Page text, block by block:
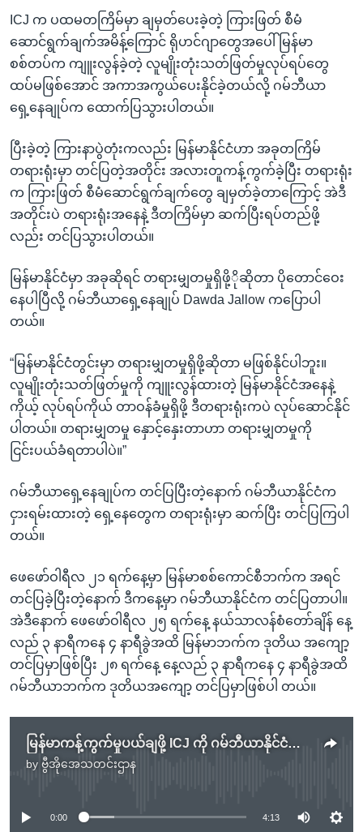
ICJ က ပထမတကြိမ်မှာ ချမှတ်ပေးခဲ့တဲ့ ကြားဖြတ် စီမံ
ဆောင်ရွက်ချက်အမိန့်ကြောင် ရိုဟင်ဂျာတွေအပေါ် မြန်မာ
စစ်တပ်က ကျူးလွန်ခဲ့တဲ့ လူမျိုးတုံးသတ်ဖြတ်မှုလုပ်ရပ်တွေ
ထပ်မဖြစ်အောင် အကာအကွယ်ပေးနိုင်ခဲ့တယ်လို့ ဂမ်ဘီယာ
ရှေ့နေချုပ်က ထောက်ပြသွားပါတယ်။
ပြီးခဲ့တဲ့ ကြားနာပွဲတုံးကလည်း မြန်မာနိုင်ငံဟာ အခုတကြိမ်
တရားရုံးမှာ တင်ပြတဲ့အတိုင်း အလားတူကန့်ကွက်ခဲ့ပြီး တရားရုံး
က ကြားဖြတ် စီမံဆောင်ရွက်ချက်တွေ ချမှတ်ခဲ့တာကြောင့် အဲဒီ
အတိုင်းပဲ တရားရုံးအနေနဲ့ ဒီတကြိမ်မှာ ဆက်ပြီးရပ်တည်ဖို့
လည်း တင်ပြသွားပါတယ်။
မြန်မာနိုင်ငံမှာ အခုဆိုရင် တရားမျှတမှုရှိဖို့ိုဆိုတာ ပိုတောင်ဝေး
နေပါပြီလို့ ဂမ်ဘီယာရှေ့နေချုပ် Dawda Jallow ကပြောပါ
တယ်။
“မြန်မာနိုင်ငံတွင်းမှာ တရားမျှတမှုရှိဖို့ဆိုတာ မဖြစ်နိုင်ပါဘူး။
လူမျိုးတုံးသတ်ဖြတ်မှုကို ကျူးလွန်ထားတဲ့ မြန်မာနိုင်ငံအနေနဲ့
ကိုယ့် လုပ်ရပ်ကိုယ် တာဝန်ခံမှုရှိဖို့ ဒီတရားရုံးကပဲ လုပ်ဆောင်နိုင်
ပါတယ်။ တရားမျှတမှု နှောင့်နှေးတာဟာ တရားမျှတမှုကို
ငြင်းပယ်ခံရတာပါပဲ။”
ဂမ်ဘီယာရှေ့နေချုပ်က တင်ပြပြီးတဲ့နောက် ဂမ်ဘီယာနိုင်ငံက
ငှားရမ်းထားတဲ့ ရှေ့နေတွေက တရားရုံးမှာ ဆက်ပြီး တင်ပြကြပါ
တယ်။
ဖေဖော်ဝါရီလ ၂၁ ရက်နေ့မှာ မြန်မာစစ်ကောင်စီဘက်က အရင်
တင်ပြခဲ့ပြီးတဲ့နောက် ဒီကနေ့မှာ ဂမ်ဘီယာနိုင်ငံက တင်ပြတာပါ။
အဲဒီနောက် ဖေဖော်ဝါရီလ ၂၅ ရက်နေ့ နယ်သာလန်စံတော်ချိန် နေ့
လည် ၃ နာရီကနေ ၄ နာရီခွဲအထိ မြန်မာဘက်က ဒုတိယ အကျော့
တင်ပြမှာဖြစ်ပြီး ၂၈ ရက်နေ့ နေ့လည် ၃ နာရီကနေ ၄ နာရီခွဲအထိ
ဂမ်ဘီယာဘက်က ဒုတိယအကျော့ တင်ပြမှာဖြစ်ပါ တယ်။
မြန်မာကန့်ကွက်မှုပယ်ချဖို့ ICJ ကို ဂမ်ဘီယာနိုင်ငံလျှောက်ထား
by ဗွီအိုအေသတင်းဌာန
No media source currently available
0:00 4:13